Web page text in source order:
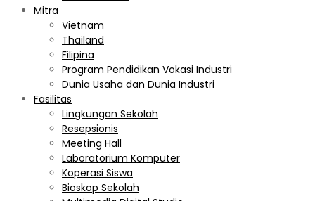
Mitra
Vietnam
Thailand
Filipina
Program Pendidikan Vokasi Industri
Dunia Usaha dan Dunia Industri
Fasilitas
Lingkungan Sekolah
Resepsionis
Meeting Hall
Laboratorium Komputer
Koperasi Siswa
Bioskop Sekolah